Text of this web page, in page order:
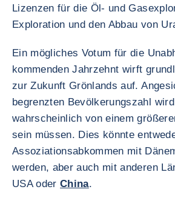
Lizenzen für die Öl- und
Exploration und den Abbau von
Ein mögliches Votum für die
kommenden Jahrzehnt wirft
zur Zukunft Grönlands auf.
begrenzten Bevölkerungszahl
wahrscheinlich von einem
sein müssen. Dies könnte
Assoziationsabkommen mit
werden, aber auch mit anderen
USA oderChina.